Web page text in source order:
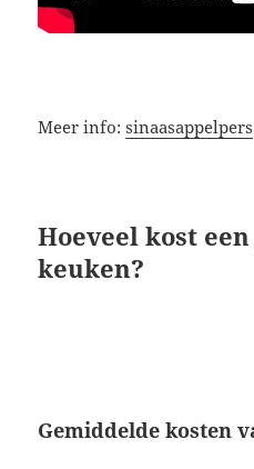
Meer info:sinaasappelpers
Hoeveel kost
keuken?
Gemiddelde kosten